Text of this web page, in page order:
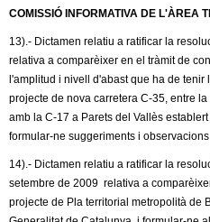
COMISSIÓ INFORMATIVA DE L'ÀREA
13).- Dictamen relatiu a ratificar la
relativa a comparèixer en el tràmit de
l'amplitud i nivell d'abast que ha de tenir
projecte de nova carretera C-35, entre
amb la C-17 a Parets del Vallès
formular-ne suggeriments i observacions
14).- Dictamen relatiu a ratificar la
setembre de 2009 relativa a
projecte de Pla territorial metropolità de